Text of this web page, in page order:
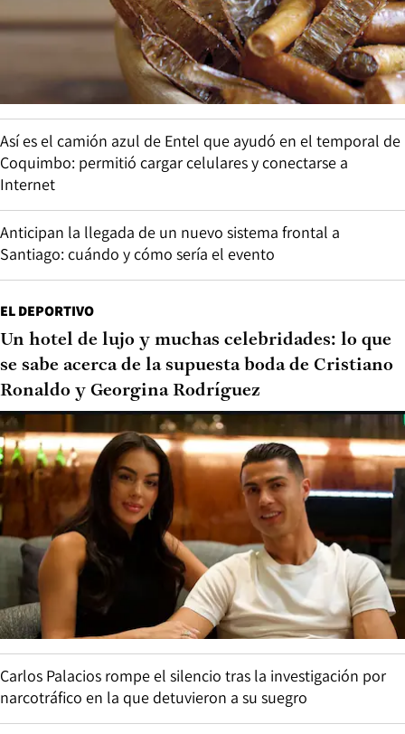
Así es el camión azul de Entel que ayudó en el temporal de
Coquimbo: permitió cargar celulares y conectarse a
Internet
Anticipan la llegada de un nuevo sistema frontal a
Santiago: cuándo y cómo sería el evento
EL DEPORTIVO
Un hotel de lujo y muchas celebridades: lo que
se sabe acerca de la supuesta boda de Cristiano
Ronaldo y Georgina Rodríguez
Carlos Palacios rompe el silencio tras la investigación por
narcotráfico en la que detuvieron a su suegro